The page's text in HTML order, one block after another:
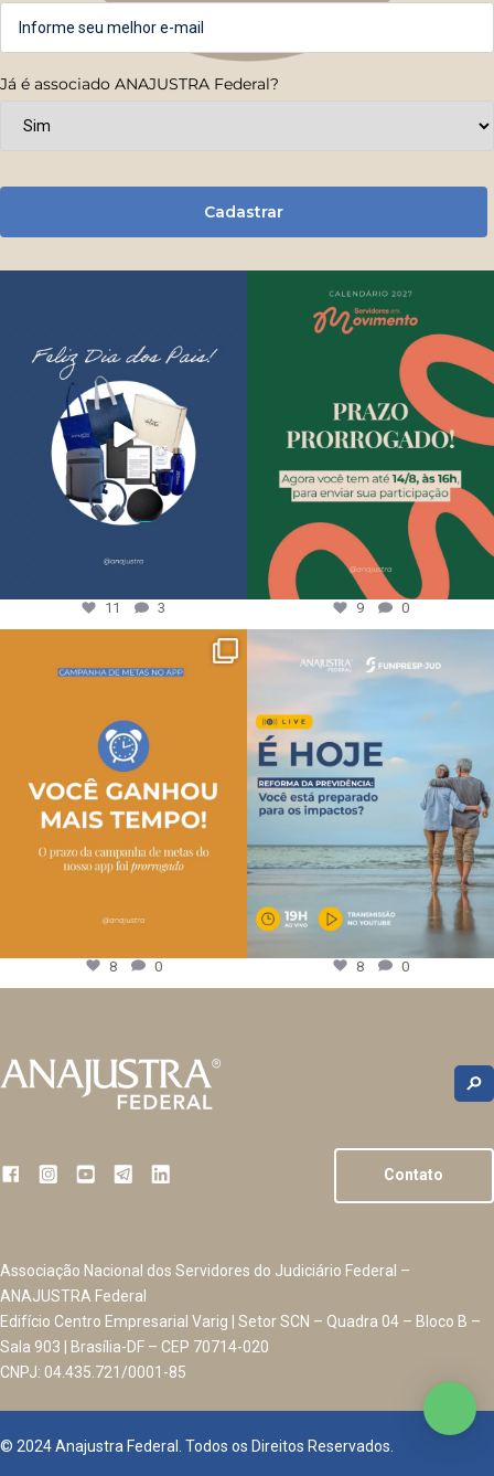
Já é associado ANAJUSTRA Federal?
Cadastrar
11 3 9 0
8 0 8 0
Contato
Associação Nacional dos Servidores do Judiciário Federal –
ANAJUSTRA Federal
Edifício Centro Empresarial Varig | Setor SCN – Quadra 04 – Bloco B –
Sala 903 | Brasília-DF – CEP 70714-020
CNPJ: 04.435.721/0001-85
© 2024 Anajustra Federal. Todos os Direitos Reservados.